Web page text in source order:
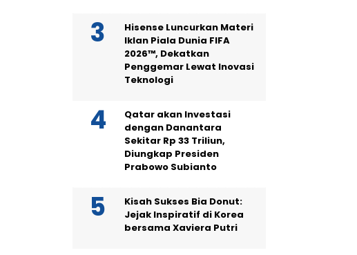
Hisense Luncurkan Materi
Iklan Piala Dunia FIFA
2026™, Dekatkan
Penggemar Lewat Inovasi
Teknologi
Qatar akan Investasi
dengan Danantara
Sekitar Rp 33 Triliun,
Diungkap Presiden
Prabowo Subianto
Kisah Sukses Bia Donut:
Jejak Inspiratif di Korea
bersama Xaviera Putri